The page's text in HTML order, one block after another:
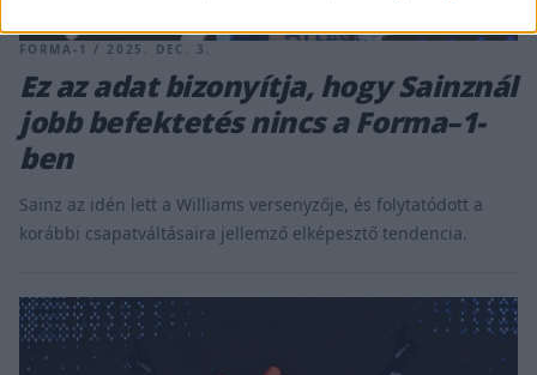
FORMA-1 / 2025. DEC. 3.
Ez az adat bizonyítja, hogy Sainznál
jobb befektetés nincs a Forma–1-
ben
Sainz az idén lett a Williams versenyzője, és folytatódott a
korábbi csapatváltásaira jellemző elképesztő tendencia.